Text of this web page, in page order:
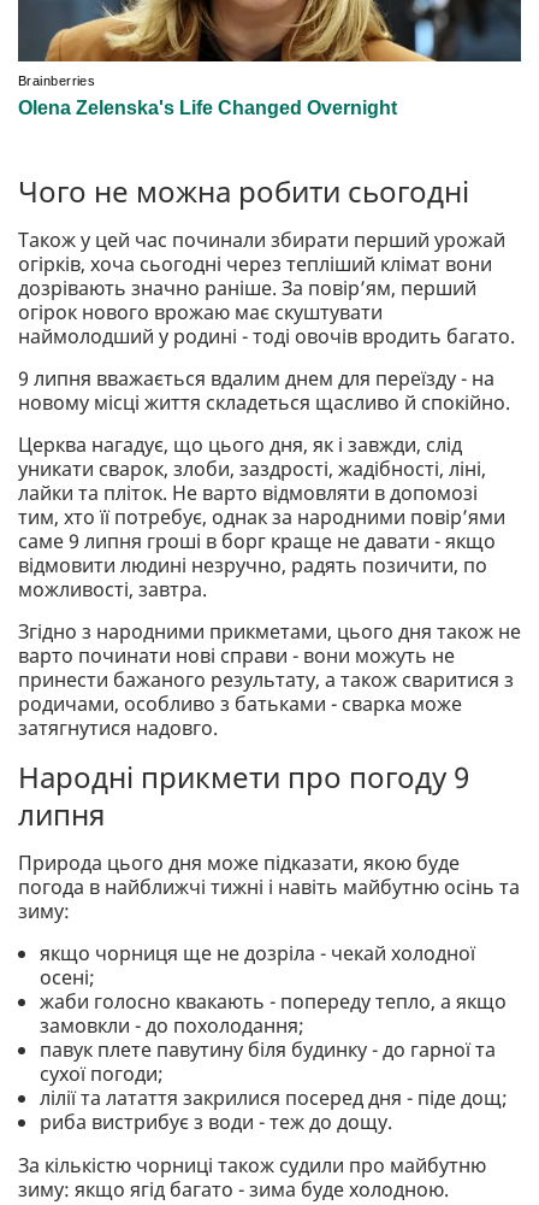
Чого не можна робити сьогодні
Також у цей час починали збирати перший урожай
огірків, хоча сьогодні через тепліший клімат вони
дозрівають значно раніше. За повір’ям, перший
огірок нового врожаю має скуштувати
наймолодший у родині - тоді овочів вродить багато.
9 липня вважається вдалим днем для переїзду - на
новому місці життя складеться щасливо й спокійно.
Церква нагадує, що цього дня, як і завжди, слід
уникати сварок, злоби, заздрості, жадібності, ліні,
лайки та пліток. Не варто відмовляти в допомозі
тим, хто її потребує, однак за народними повір’ями
саме 9 липня гроші в борг краще не давати - якщо
відмовити людині незручно, радять позичити, по
можливості, завтра.
Згідно з народними прикметами, цього дня також не
варто починати нові справи - вони можуть не
принести бажаного результату, а також сваритися з
родичами, особливо з батьками - сварка може
затягнутися надовго.
Народні прикмети про погоду 9
липня
Природа цього дня може підказати, якою буде
погода в найближчі тижні і навіть майбутню осінь та
зиму:
якщо чорниця ще не дозріла - чекай холодної
осені;
жаби голосно квакають - попереду тепло, а якщо
замовкли - до похолодання;
павук плете павутину біля будинку - до гарної та
сухої погоди;
лілії та латаття закрилися посеред дня - піде дощ;
риба вистрибує з води - теж до дощу.
За кількістю чорниці також судили про майбутню
зиму: якщо ягід багато - зима буде холодною.